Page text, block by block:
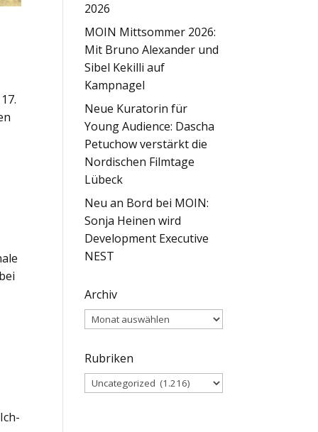
2026
MOIN Mittsommer 2026:
Mit Bruno Alexander und
Sibel Kekilli auf
Kampnagel
Neue Kuratorin für
Young Audience: Dascha
Petuchow verstärkt die
Nordischen Filmtage
Lübeck
Neu an Bord bei MOIN:
Sonja Heinen wird
Development Executive
NEST
Archiv
Archiv
Rubriken
Rubriken